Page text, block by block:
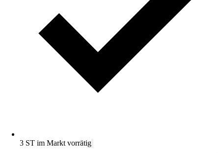
3 ST im Markt vorrätig